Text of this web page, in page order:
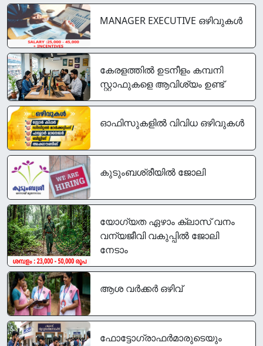
MANAGER EXECUTIVE ഒഴിവുകൾ
കേരളത്തിൽ ഉടനീളം കമ്പനി
സ്റ്റാഫുകളെ ആവിശ്യം ഉണ്ട്
ഓഫിസുകളിൽ വിവിധ ഒഴിവുകൾ
കുടുംബശ്രീയിൽ ജോലി
യോഗ്യത ഏഴാം ക്ലാസ് വനം
വന്യജീവി വകുപ്പിൽ ജോലി
നേടാം
ആശ വർക്കർ ഒഴിവ്
ഫോട്ടോഗ്രാഫര്‍മാരുടെയും